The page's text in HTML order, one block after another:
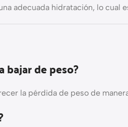
adecuada hidratación, lo cual
de peso?
la pérdida de peso de